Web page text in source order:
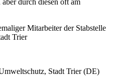
Stadt Trier (DE)